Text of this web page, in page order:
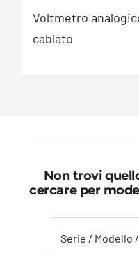
Voltmetro
cablato
Non trovi
cercare per